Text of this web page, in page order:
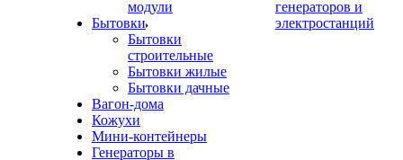
модули
Бытовки
Бытовки
строительные
Бытовки жилые
Бытовки дачные
Вагон-дома
Кожухи
Мини-контейнеры
Генераторы в
генераторов и
электростанций